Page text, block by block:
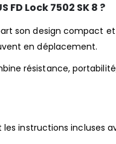
Lock 7502 SK 8 ?
part son design
en déplacement.
résistance,
instructions incluses